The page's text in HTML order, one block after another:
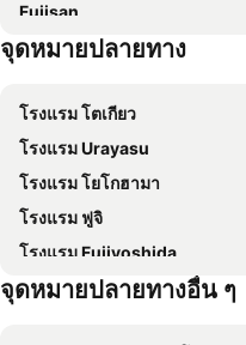
Guesthouse Sakuya
Hotel Fuji Tatsugaoka
Kawaguchiko Urban Resort Villa
Hostel SAMURISE 81INN
The Hotel Fujiyama
โรงแรมฟูจิ เลค
Tominoko Hotel
Hatago Tsubakiya
Fujisan
Atami Sun Beach
Atami onsen hot spring
Tanzawa Lake
Lake Shoji
Mt. Minobu Kuonji Temple
Shuzenji
Manyo Park
จุดหมายปลายทาง
โรงแรม โตเกียว
โรงแรม Urayasu
โรงแรม โยโกฮามา
โรงแรม ฟูจิ
โรงแรม Fujiyoshida
จุดหมายปลายทางอื่น ๆ